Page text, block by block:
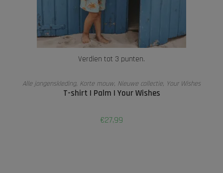
Verdien tot 3 punten.
OPTIES SELECTEREN
Alle jongenskleding, Korte mouw, Nieuwe collectie, Your Wishes
T-shirt | Palm | Your Wishes
€27,99